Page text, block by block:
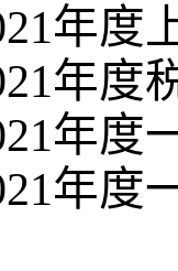
年度
年度
年度
年度